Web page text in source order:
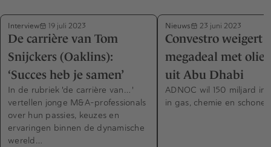
Interview 19 juli 2023
De carrière van Tom
Snijckers (Oaklins):
‘Succes heb je samen’
In de rubriek 'de carrière van… '
vertellen jonge M&A-professionals
over hun passies, keuzes en
ervaringen binnen de dynamische
wereld…
Nieuws 23 juni 2023
Convestro weigert
megadeal met
uit Abu Dhabi
ADNOC wil 150 miljard
in gas, chemie en schone